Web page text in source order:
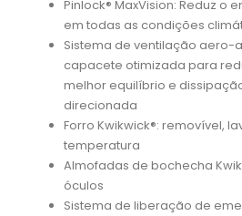
Pinlock® MaxVision: Reduz o
em todas as condições
Sistema de ventilação aero-
capacete otimizada para
melhor equilíbrio e
direcionada
Forro Kwikwick®: removível,
temperatura
Almofadas de bochecha
óculos
Sistema de liberação de